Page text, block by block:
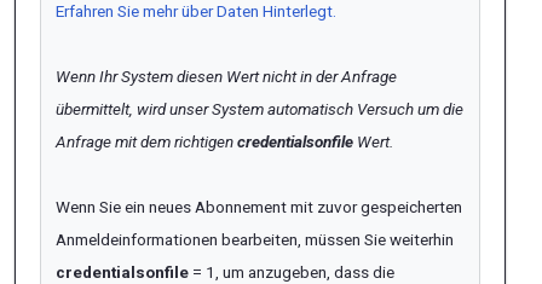
Erfahren Sie mehr über Daten Hinterlegt.
Wenn Ihr System diesen Wert nicht in der Anfrage
übermittelt, wird unser System automatisch Versuchum die
Anfrage mit dem richtigencredentialsonfile Wert.
Wenn Sie ein neues Abonnement mit zuvor gespeicherten
Anmeldeinformationen bearbeiten, müssen Sie weiterhin
credentialsonfile = 1, um anzugeben, dass die